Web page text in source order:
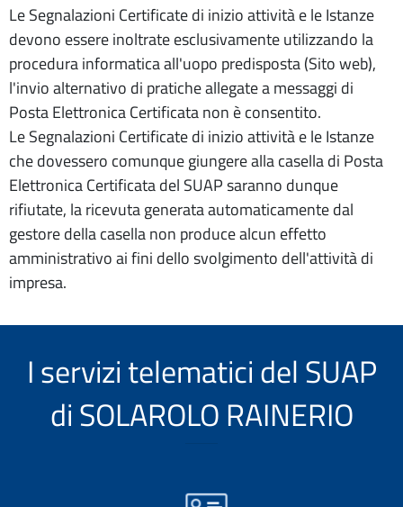
Le Segnalazioni Certificate di inizio attività e le Istanze
devono essere inoltrate esclusivamente utilizzando la
procedura informatica all'uopo predisposta (Sito web),
l'invio alternativo di pratiche allegate a messaggi di
Posta Elettronica Certificata non è consentito.
Le Segnalazioni Certificate di inizio attività e le Istanze
che dovessero comunque giungere alla casella di Posta
Elettronica Certificata del SUAP saranno dunque
rifiutate, la ricevuta generata automaticamente dal
gestore della casella non produce alcun effetto
amministrativo ai fini dello svolgimento dell'attività di
impresa.
I servizi telematici del SUAP
di SOLAROLO RAINERIO